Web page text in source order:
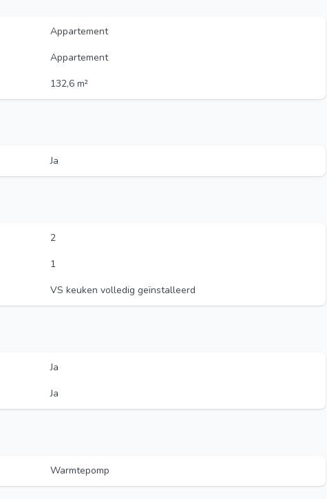
Appartement
Appartement
132,6 m²
Ja
2
1
VS keuken volledig geïnstalleerd
Ja
Ja
Warmtepomp